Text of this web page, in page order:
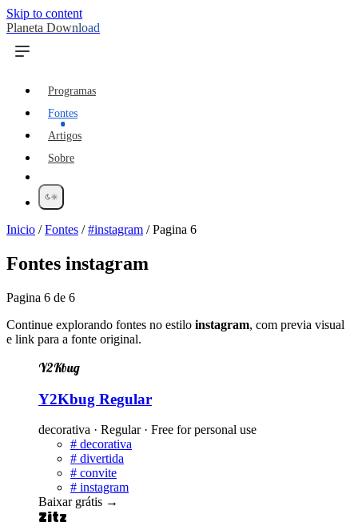
Skip to content
Planeta Download
Programas
Fontes
Artigos
Sobre
Inicio /Fontes /#instagram /Pagina 6
Fontes instagram
Pagina 6 de 6
Continue explorando fontes no estilo instagram, com previa visual
e link para a fonte original.
Y2Kbug
Y2Kbug Regular
decorativa · Regular · Free for personal use
# decorativa
# divertida
# convite
# instagram
Baixar grátis →
Zitz